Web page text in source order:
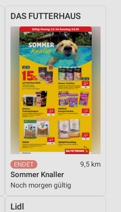
DAS FUTTERHAUS
9,5 km
Sommer Knaller
Noch morgen gültig
Lidl